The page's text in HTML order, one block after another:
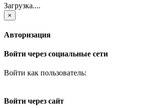
Загрузка....
×
Авторизация
Войти через социальные сети
Войти как пользователь:
Войти через сайт